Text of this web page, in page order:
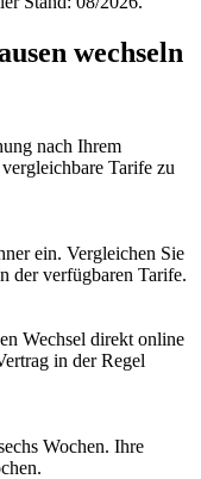
wechseln
nach Ihrem
Tarife zu
ein. Vergleichen Sie
der verfügbaren Tarife.
Wechsel direkt online
in der Regel
Wochen. Ihre